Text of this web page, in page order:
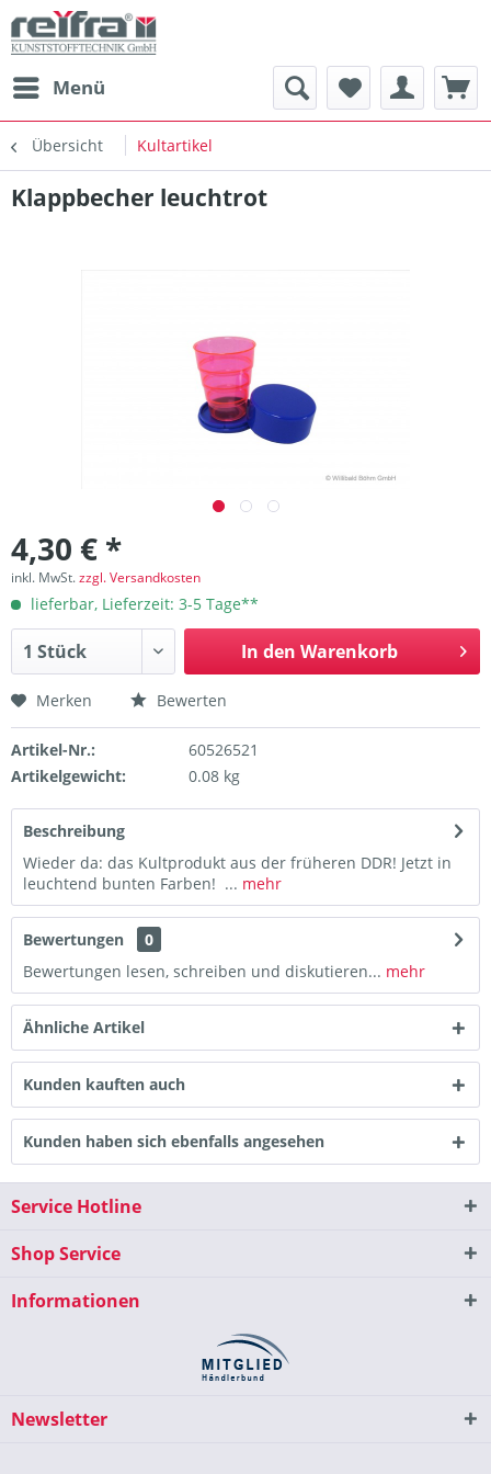
Menü
Übersicht Kultartikel
Klappbecher leuchtrot
4,30 € *
inkl. MwSt.zzgl. Versandkosten
lieferbar, Lieferzeit: 3-5 Tage**
In den Warenkorb
Merken Bewerten
Artikel-Nr.:
60526521
Artikelgewicht:
0.08 kg
Beschreibung
Wieder da: das Kultprodukt aus der früheren DDR! Jetzt in
leuchtend bunten Farben! ... mehr
Bewertungen
0
Bewertungen lesen, schreiben und diskutieren... mehr
Ähnliche Artikel
Kunden kauften auch
Kunden haben sich ebenfalls angesehen
Service Hotline
Shop Service
Informationen
Newsletter